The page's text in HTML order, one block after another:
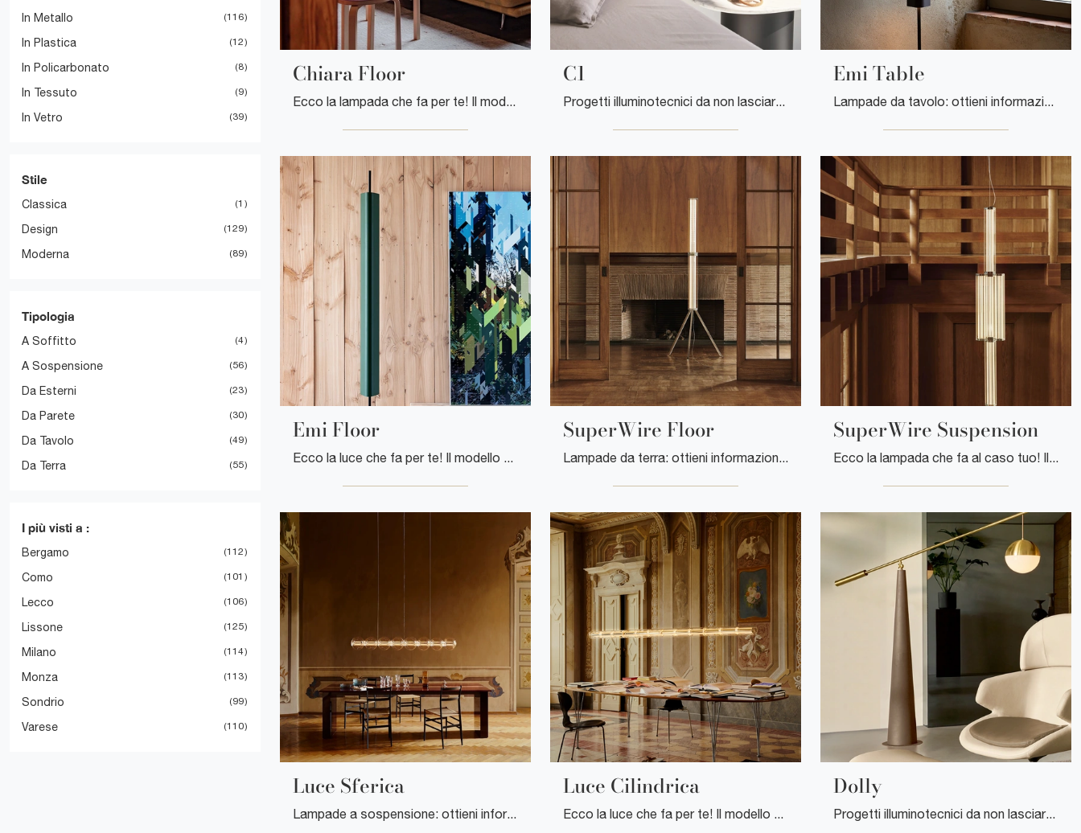
In Metallo 116
In Plastica 12
In Policarbonato 8
In Tessuto 9
In Vetro 39
Stile
Classica 1
Design 129
Moderna 89
Tipologia
A Soffitto 4
A Sospensione 56
Da Esterni 23
Da Parete 30
Da Tavolo 49
Da Terra 55
I più visti a :
Bergamo 112
Como 101
Lecco 106
Lissone 125
Milano 114
Monza 113
Sondrio 99
Varese 110
Chiara Floor C1
Progetti illuminotecnici da non lasciarti sfuggire! Ti presentiamo la lampada da parete C1 di Flos.
Emi Table
Emi Floor
Ecco la luce che fa per te! Il modello Emi Floor è una tra le nostre lampade da terra di Flos.
SuperWire Floor
Lampade da terra: ottieni informazioni sulla lampada SuperWire Floor in vetro che ti proponiamo.
SuperWire Suspension
Ecco la lampada che fa al caso tuo! Il modello SuperWire Suspension è una delle nostre lampade a sospensione di Flos.
Luce Sferica
Lampade a sospensione: ottieni informazioni sulla lampada Luce Sferica in vetro che ti proponiamo.
Luce Cilindrica
Ecco la luce che fa per te! Il modello Luce Cilindrica è una tra le nostre lampade a sospensione di Flos.
Dolly
Progetti illuminotecnici da non lasciarti sfuggire! Ti presentiamo la lampada da terra Dolly di Riflessi.